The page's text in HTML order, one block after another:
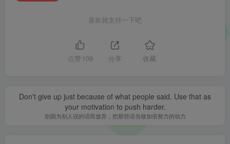
喜欢就支持一下吧
点赞 109 分享 收藏
Don't give up just because of what people said. Use that as
your motivation to push harder.
别因为别人说的话而放弃，把那些话当做加倍努力的动力